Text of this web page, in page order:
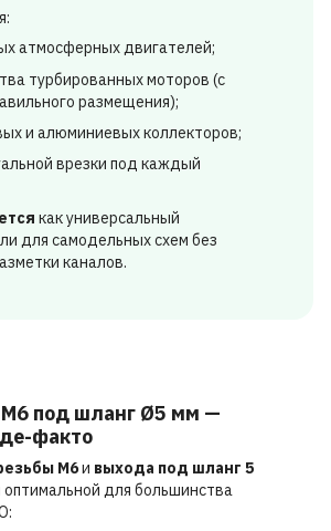
атмосферных двигателей;
турбированных моторов (с
размещения);
и алюминиевых коллекторов;
врезки под каждый
как универсальный
для самодельных схем без
каналов.
под шланг Ø5 мм —
факто
M6и выхода под шланг 5
оптимальной для большинства